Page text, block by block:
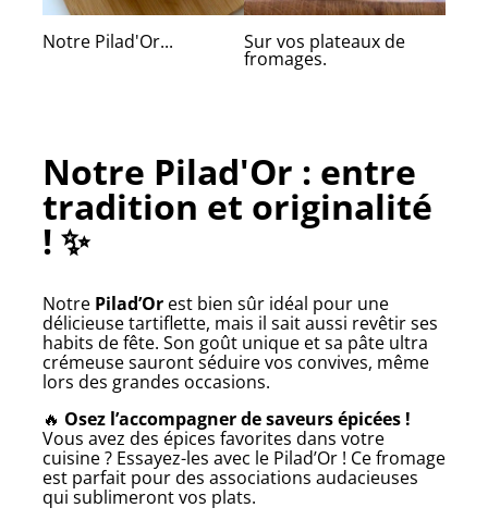
Notre Pilad'Or... Sur vos plateaux de
fromages.
Notre Pilad'Or : entre
tradition et originalité
! ✨
Notre Pilad’Or est bien sûr idéal pour une
délicieuse tartiflette, mais il sait aussi revêtir ses
habits de fête. Son goût unique et sa pâte ultra
crémeuse sauront séduire vos convives, même
lors des grandes occasions.
🔥 Osez l’accompagner de saveurs épicées !
Vous avez des épices favorites dans votre
cuisine ? Essayez-les avec le Pilad’Or ! Ce fromage
est parfait pour des associations audacieuses
qui sublimeront vos plats.